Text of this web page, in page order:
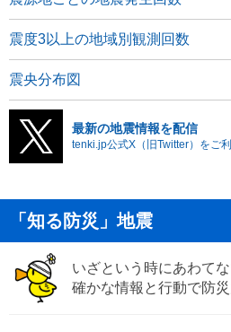
震度3以上の地域別観測回数
震央分布図
最新の地震情報を配信
tenki.jp公式X（旧Twitter）をご利
「知る防災」地震
いざという時にあわて
確かな情報と行動で防